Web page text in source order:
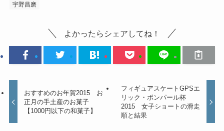
宇野昌磨
よかったらシェアしてね！
おすすめのお年賀2015 お
正月の手土産のお菓子
【1000円以下の和菓子】
フィギュアスケートGPSエ
リック・ボンパール杯
2015 女子ショートの滑走
順と結果